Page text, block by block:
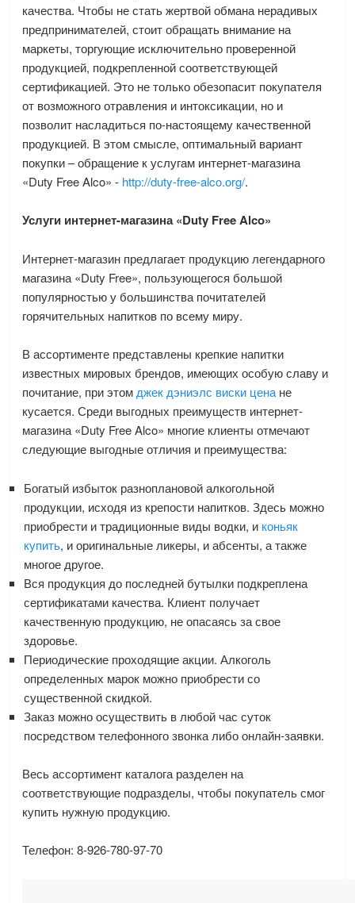
качества. Чтобы не стать жертвой обмана нерадивых
предпринимателей, стоит обращать внимание на
маркеты, торгующие исключительно проверенной
продукцией, подкрепленной соответствующей
сертификацией. Это не только обезопасит покупателя
от возможного отравления и интоксикации, но и
позволит насладиться по-настоящему качественной
продукцией. В этом смысле, оптимальный вариант
покупки – обращение к услугам интернет-магазина
«Duty Free Alco» - http://duty-free-alco.org/.
Услуги интернет-магазина «Duty Free Alco»
Интернет-магазин предлагает продукцию легендарного
магазина «Duty Free», пользующегося большой
популярностью у большинства почитателей
горячительных напитков по всему миру.
В ассортименте представлены крепкие напитки
известных мировых брендов, имеющих особую славу и
почитание, при этом джек дэниэлс виски цена не
кусается. Среди выгодных преимуществ интернет-
магазина «Duty Free Alco» многие клиенты отмечают
следующие выгодные отличия и преимущества:
Богатый избыток разноплановой алкогольной
продукции, исходя из крепости напитков. Здесь можно
приобрести и традиционные виды водки, и коньяк
купить, и оригинальные ликеры, и абсенты, а также
многое другое.
Вся продукция до последней бутылки подкреплена
сертификатами качества. Клиент получает
качественную продукцию, не опасаясь за свое
здоровье.
Периодические проходящие акции. Алкоголь
определенных марок можно приобрести со
существенной скидкой.
Заказ можно осуществить в любой час суток
посредством телефонного звонка либо онлайн-заявки.
Весь ассортимент каталога разделен на
соответствующие подразделы, чтобы покупатель смог
купить нужную продукцию.
Телефон: 8-926-780-97-70